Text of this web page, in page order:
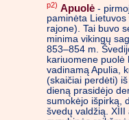
p2) Apuolė -
paminėta
rajone). Tai buvo
minima vikingų
853–854 m.
kariuomene puolė
vadinamą Apulia,
(skaičiai perdėti)
dieną prasidėjo
sumokėjo išpirką,
švedų valdžią. XIII